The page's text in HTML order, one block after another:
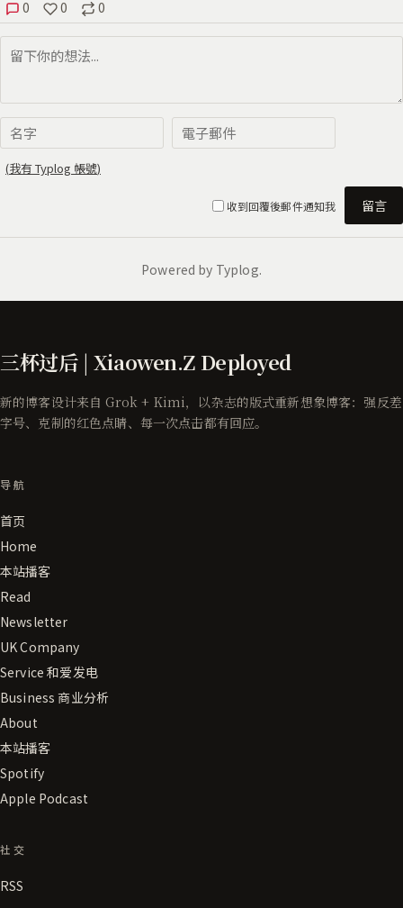
三杯过后 | Xiaowen.Z Deployed
新的博客设计来自 Grok + Kimi，以杂志的版式重新想象博客：强反差
字号、克制的红色点睛、每一次点击都有回应。
导航
首页
Home
本站播客
Read
Newsletter
UK Company
Service 和爱发电
Business 商业分析
About
本站播客
Spotify
Apple Podcast
社交
RSS